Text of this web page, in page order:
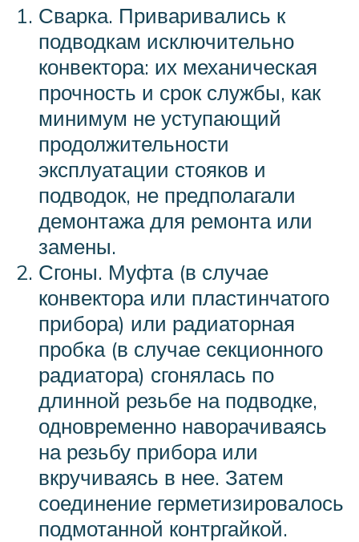
Сварка. Приваривались к
подводкам исключительно
конвектора: их механическая
прочность и срок службы, как
минимум не уступающий
продолжительности
эксплуатации стояков и
подводок, не предполагали
демонтажа для ремонта или
замены.
Сгоны. Муфта (в случае
конвектора или пластинчатого
прибора) или радиаторная
пробка (в случае секционного
радиатора) сгонялась по
длинной резьбе на подводке,
одновременно наворачиваясь
на резьбу прибора или
вкручиваясь в нее. Затем
соединение герметизировалось
подмотанной контргайкой.